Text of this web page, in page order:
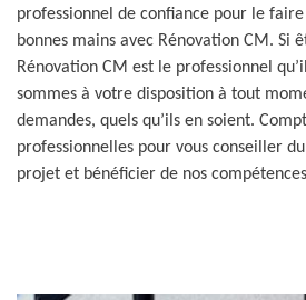
professionnel de confiance pour le
bonnes mains avec Rénovation CM. Si
Rénovation CM est le professionnel
sommes à votre disposition à tout
demandes, quels qu’ils en soient.
professionnelles pour vous conseiller
projet et bénéficier de nos